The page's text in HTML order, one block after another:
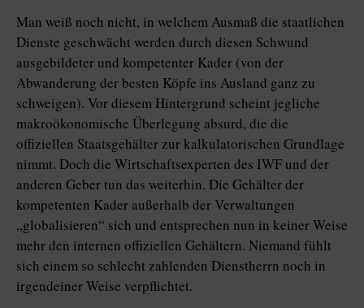
Man weiß noch nicht, in welchem Ausmaß die staatlichen
Dienste geschwächt werden durch diesen Schwund
ausgebildeter und kompetenter Kader (von der
Abwanderung der besten Köpfe ins Ausland ganz zu
schweigen). Vor diesem Hintergrund scheint jegliche
makroökonomische Überlegung absurd, die die
offiziellen Staatsgehälter zur kalkulatorischen Grundlage
nimmt. Doch die Wirtschaftsexperten des IWF und der
anderen Geber tun das weiterhin. Die Gehälter der
kompetenten Kader außerhalb der Verwaltungen
„globalisieren“ sich und entsprechen nun in keiner Weise
mehr den internen offiziellen Gehältern. Niemand fühlt
sich einem so schlecht zahlenden Dienstherrn noch in
irgendeiner Weise verpflichtet.